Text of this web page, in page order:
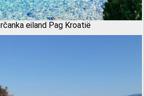
eiland Pag Kroatië